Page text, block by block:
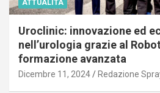
ATTUALITÀ
Uroclinic: innovazione ed
nell’urologia grazie al
formazione avanzata
Dicembre 11, 2024 Redazione